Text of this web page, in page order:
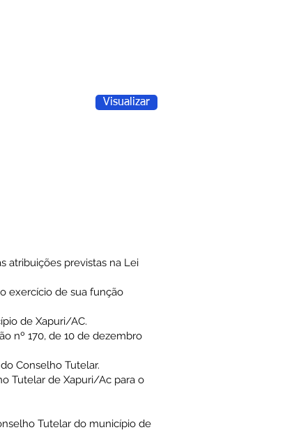
Visualizar
atribuições previstas na Lei
exercício de sua função
de Xapuri/AC.
nº 170, de 10 de dezembro
Conselho Tutelar.
Tutelar de Xapuri/Ac para o
Tutelar do município de